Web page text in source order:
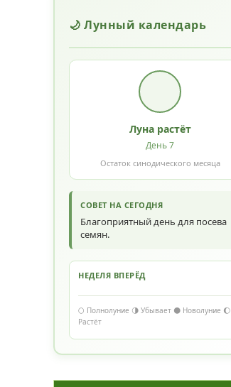
🌙 Лунный календарь
Луна растёт
День 7
Остаток синодического месяца
СОВЕТ НА СЕГОДНЯ
Благоприятный день для посева
семян.
НЕДЕЛЯ ВПЕРЁД
🌕 Полнолуние 🌗 Убывает 🌑 Новолуние 🌔
Растёт